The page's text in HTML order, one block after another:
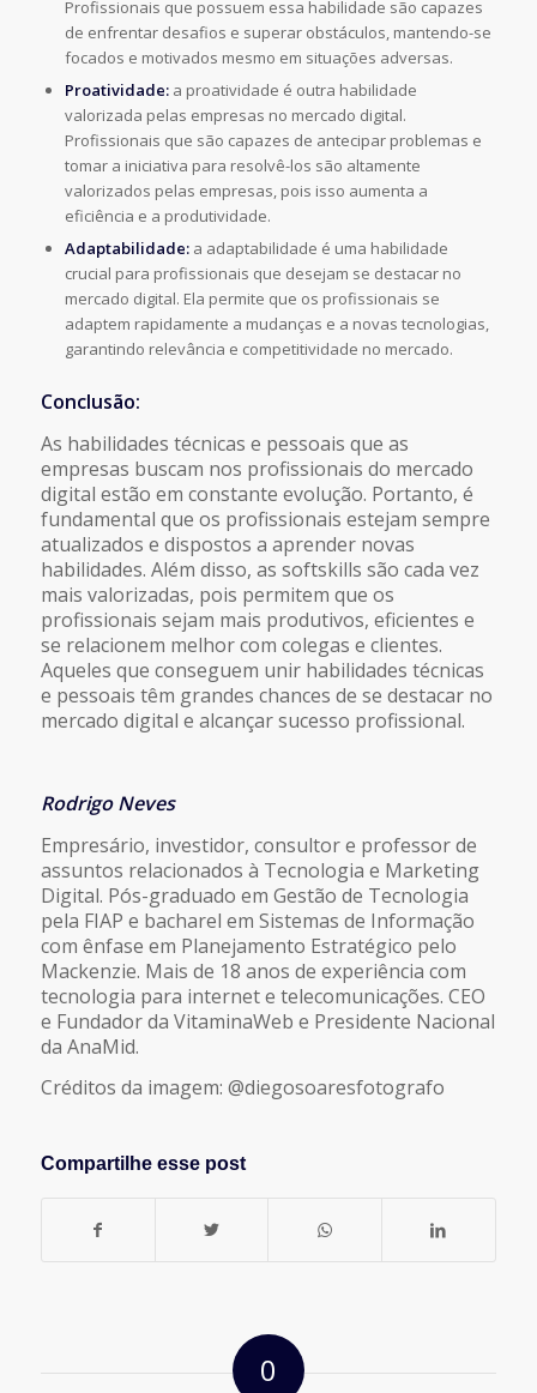
Profissionais que possuem essa habilidade são capazes
de enfrentar desafios e superar obstáculos, mantendo-se
focados e motivados mesmo em situações adversas.
Proatividade:a proatividade é outra habilidade
valorizada pelas empresas no mercado digital.
Profissionais que são capazes de antecipar problemas e
tomar a iniciativa para resolvê-los são altamente
valorizados pelas empresas, pois isso aumenta a
eficiência e a produtividade.
Adaptabilidade:a adaptabilidade é uma habilidade
crucial para profissionais que desejam se destacar no
mercado digital. Ela permite que os profissionais se
adaptem rapidamente a mudanças e a novas tecnologias,
garantindo relevância e competitividade no mercado.
Conclusão:
As habilidades técnicas e pessoais que as
empresas buscam nos profissionais do mercado
digital estão em constante evolução. Portanto, é
fundamental que os profissionais estejam sempre
atualizados e dispostos a aprender novas
habilidades. Além disso, as softskills são cada vez
mais valorizadas, pois permitem que os
profissionais sejam mais produtivos, eficientes e
se relacionem melhor com colegas e clientes.
Aqueles que conseguem unir habilidades técnicas
e pessoais têm grandes chances de se destacar no
mercado digital e alcançar sucesso profissional.
Rodrigo Neves
Empresário, investidor, consultor e professor de
assuntos relacionados à Tecnologia e Marketing
Digital. Pós-graduado em Gestão de Tecnologia
pela FIAP e bacharel em Sistemas de Informação
com ênfase em Planejamento Estratégico pelo
Mackenzie. Mais de 18 anos de experiência com
tecnologia para internet e telecomunicações. CEO
e Fundador da VitaminaWeb e Presidente Nacional
da AnaMid.
Créditos da imagem: @diegosoaresfotografo
Compartilhe esse post
0